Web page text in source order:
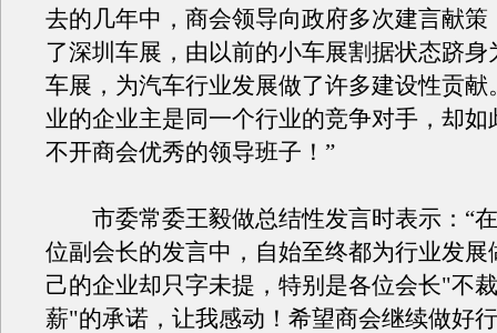
去的几年中，商会领导向政府多次建言献策
了深圳车展，由以前的小车展割据状态跻身
车展，为汽车行业发展做了许多建设性贡献
业的企业主是同一个行业的竞争对手，却如
不开商会优秀的领导班子！”
市委常委王毅做总结性发言时表示：“
位副会长的发言中，自始至终都为行业发展
己的企业却只字未提，特别是各位会长"不
薪"的承诺，让我感动！希望商会继续做好